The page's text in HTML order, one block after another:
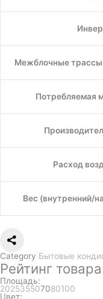
Межблочные
Потребляемая
Расход
Вес (внутренний/
Category Бытовые
Рейтинг
Площадь:
202535507080100
Цвет: